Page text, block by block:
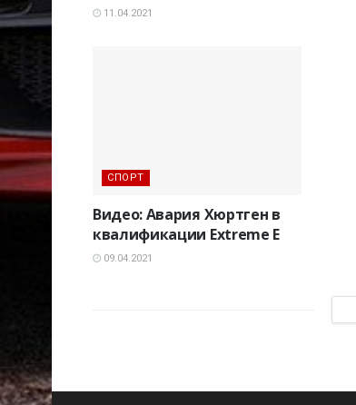
11.04.2021
СПОРТ
Видео: Авария Хюртген в
квалификации Extreme E
09.04.2021